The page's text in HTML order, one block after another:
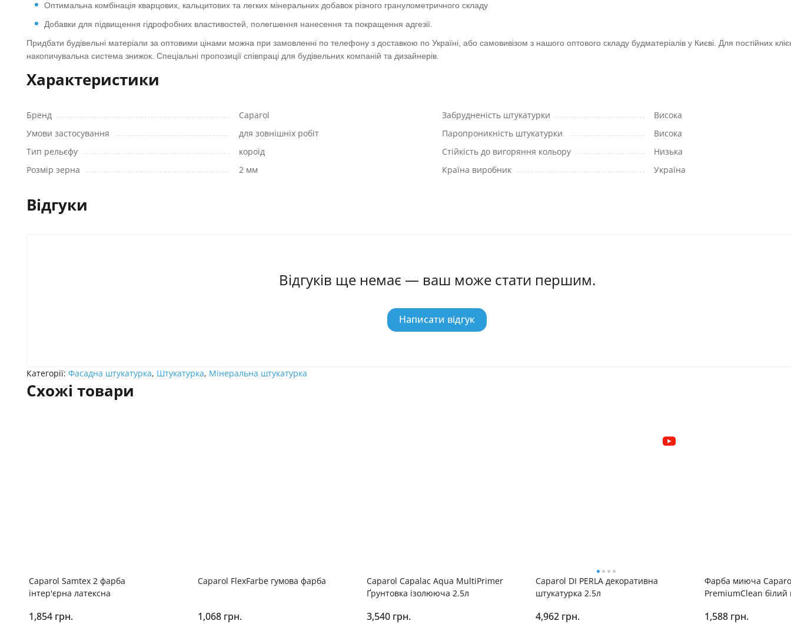
Оптимальна комбінація кварцових, кальцитових та легких мінеральних добавок різного гранулометричного складу
Добавки для підвищення гідрофобних властивостей, полегшення нанесення та покращення адгезії.
Придбати будівельні матеріали за оптовими цінами можна при замовленні по телефону з доставкою по Україні, або самовивізом з нашого оптового складу будматеріалів у Києві. Для постійних
накопичувальна система знижок. Спеціальні пропозиції співпраці для будівельних компаній та дизайнерів.
Характеристики
Бренд
Caparol
Умови застосування
для зовнішніх робіт
Тип рельєфу
короїд
Розмір зерна
2 мм
Забрудненість штукатурки
Висока
Паропроникність штукатурки
Висока
Стійкість до вигоряння кольору
Низька
Країна виробник
Україна
Відгуки
Відгуків ще немає — ваш може стати першим.
Написати відгук
Категорії: Фасадна штукатурка, Штукатурка, Мінеральна штукатурка
Схожі товари
Caparol Samtex 2 фарба
інтер'єрна латексна
1,854 грн.
Caparol FlexFarbe гумова фарба
1,068 грн.
Caparol Capalac Aqua MultiPrimer
Ґрунтовка ізолююча 2.5л
3,540 грн.
Caparol DI PERLA декоративна
штукатурка 2.5л
4,962 грн.
Фарба миюча
PremiumClean білий
1,588 грн.